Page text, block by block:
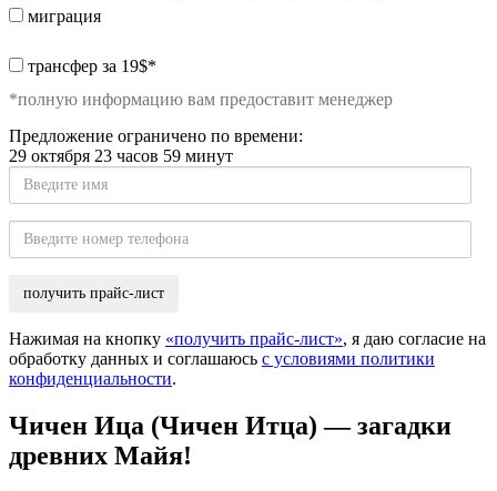
миграция
special_offer2
трансфер за 19$*
*полную информацию вам предоставит менеджер
Предложение ограничено по времени:
29 октября 23 часов 59 минут
Введите
имя
Введите
номер
Нажимая на кнопку «получить прайс-лист», я даю согласие на
обработку данных и соглашаюсь с условиями политики
конфиденциальности.
Чичен Ица (Чичен Итца) — загадки
древних Майя!